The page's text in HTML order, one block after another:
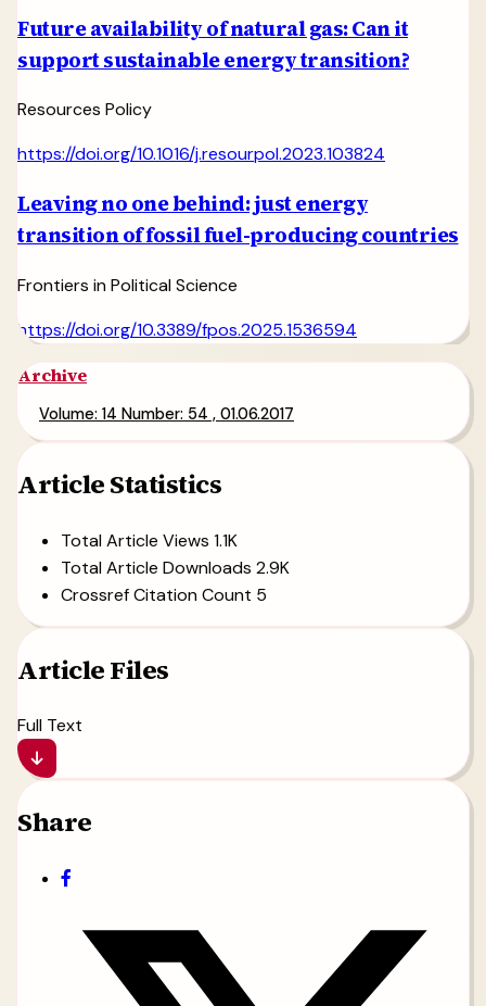
Future availability of natural gas: Can it
support sustainable energy transition?
Resources Policy
https://doi.org/10.1016/j.resourpol.2023.103824
Leaving no one behind: just energy
transition of fossil fuel-producing countries
Frontiers in Political Science
https://doi.org/10.3389/fpos.2025.1536594
Archive
Volume: 14 Number: 54 , 01.06.2017
Article Statistics
Total Article Views 1.1K
Total Article Downloads 2.9K
Crossref Citation Count 5
Article Files
Full Text
Share